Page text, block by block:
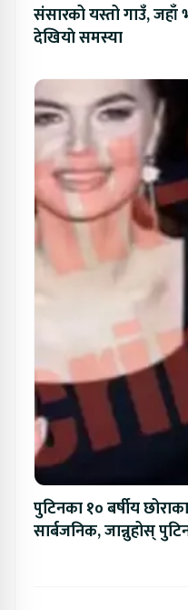
संसारको यस्तो गाउँ, जहाँ
देखियाे समस्या
पुटिनका १० बर्षीय
सार्बजनिक, जान्नुहोस्